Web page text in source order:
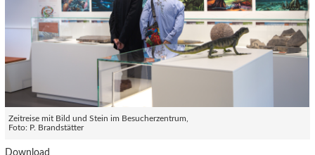
Zeitreise mit Bild und Stein im Besucherzentrum,
Foto: P. Brandstätter
Download